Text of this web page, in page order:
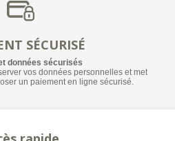
SÉCURISÉ
données sécurisés
vos données personnelles et met
un paiement en ligne sécurisé.